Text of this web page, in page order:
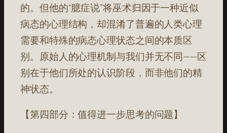
的。但他的“臆症说”将巫术归因于一种近似
病态的心理结构，却混淆了普遍的人类心理
需要和特殊的病态心理状态之间的本质区
别。原始人的心理机制与我们并无不同——区
别在于他们所处的认识阶段，而非他们的精
神状态。
【第四部分：值得进一步思考的问题】